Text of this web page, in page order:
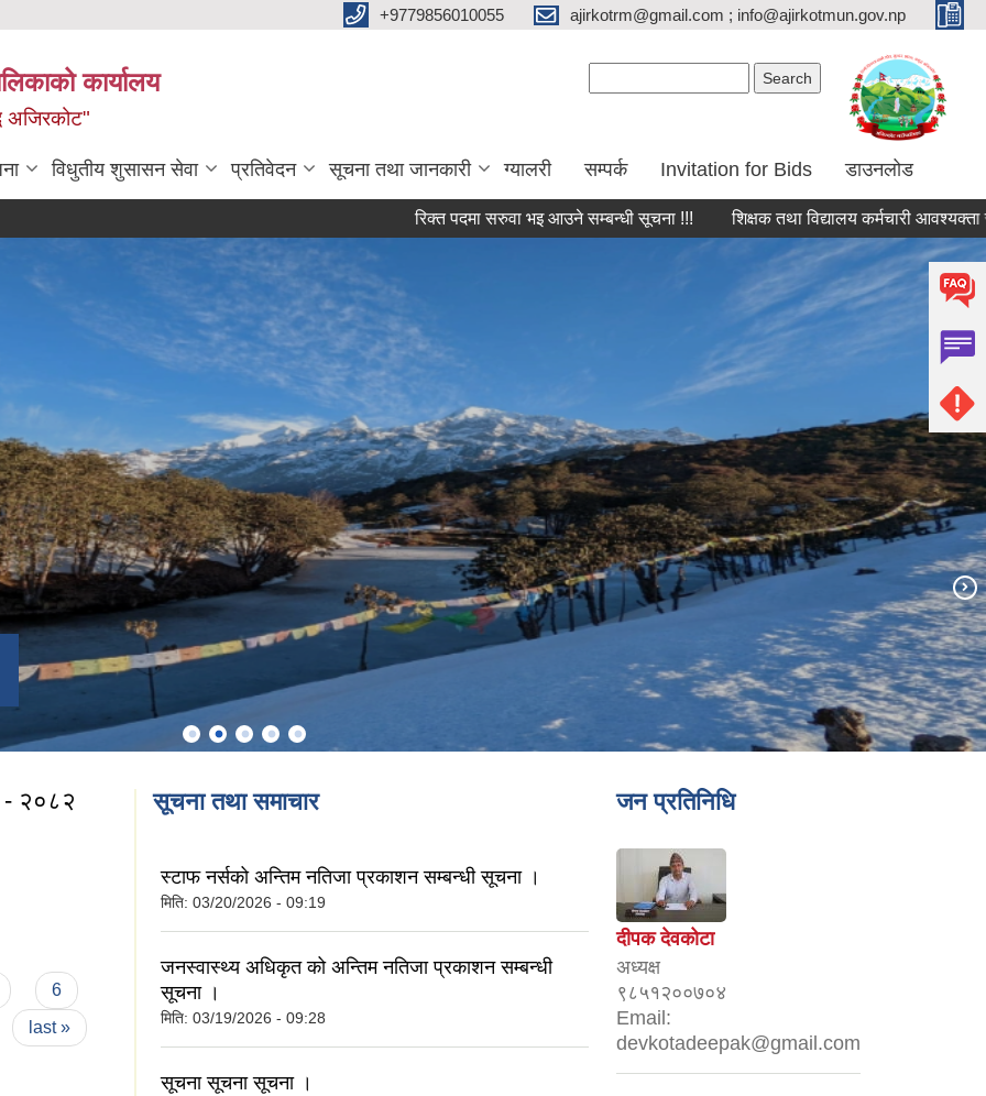
+9779856010055 ajirkotrm@gmail.com ; info@ajirkotmun.gov.np
कार्यालय
अजिरकोट"
विधुतीय शुसासन सेवा प्रतिवेदन सूचना तथा जानकारी ग्यालरी सम्पर्क Invitation for Bids डाउनलोड
रिक्त पदमा सरुवा भइ आउने सम्बन्धी सूचना !!! शिक्षक तथा विद्यालय कर्मचारी आवश्यक्ता
- २०८२
6
last »
सूचना तथा समाचार
स्टाफ नर्सको अन्तिम नतिजा प्रकाशन सम्बन्धी सूचना ।
मिति: 03/20/2026 - 09:19
जनस्वास्थ्य अधिकृत को अन्तिम नतिजा प्रकाशन सम्बन्धी
सूचना ।
मिति: 03/19/2026 - 09:28
सूचना सूचना सूचना ।
जन प्रतिनिधि
दीपक देवकोटा
अध्यक्ष
९८५१२००७०४
Email:
devkotadeepak@gmail.com